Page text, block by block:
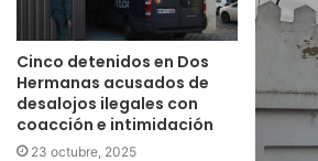
Cinco detenidos en Dos
Hermanas acusados de
desalojos ilegales con
coacción e intimidación
23 octubre, 2025